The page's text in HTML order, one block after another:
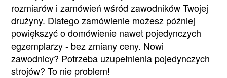
rozmiarów i zamówień wśród zawodników Twojej
drużyny. Dlatego zamówienie możesz później
powiększyć o domówienie nawet pojedynczych
egzemplarzy - bez zmiany ceny. Nowi
zawodnicy? Potrzeba uzupełnienia pojedynczych
strojów? To nie problem!